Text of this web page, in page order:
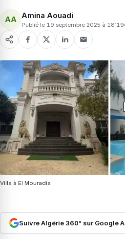
AA Amina Aouadi
Publié le 19 septembre 2025 à 18:19
Villa à El Mouradia
Suivre Algérie 360° sur Google